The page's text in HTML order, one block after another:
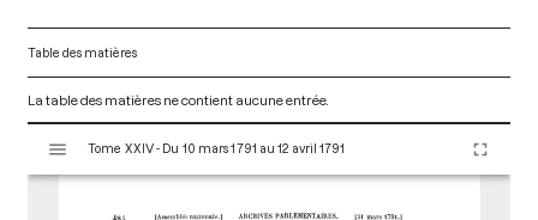
Table des matières
La table des matières ne contient aucune entrée.
s
Tome XXIV - Du 10 mars 1791 au 12 avril 1791